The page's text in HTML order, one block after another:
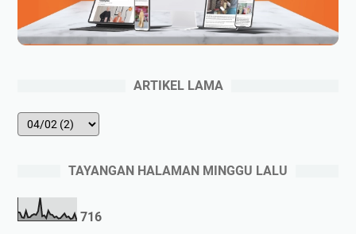
ARTIKEL LAMA
TAYANGAN HALAMAN MINGGU LALU
716